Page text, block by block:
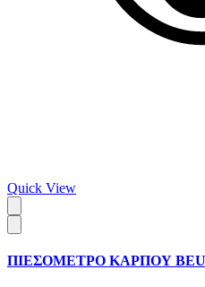
Quick View
ΠΙΕΣΟΜΕΤΡΟ ΚΑΡΠΟΥ